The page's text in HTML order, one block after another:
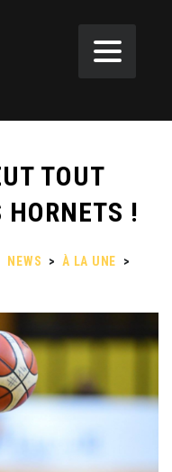
TOUT
HORNETS !
NEWS > À LA UNE
>